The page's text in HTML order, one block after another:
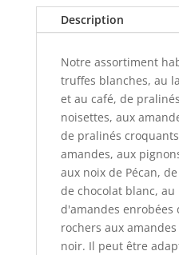
Description
Notre assortiment
truffes blanches, au
et au café, de
noisettes, aux
de pralinés
amandes, aux
aux noix de Pécan,
de chocolat blanc,
d'amandes enrobées
rochers aux
noir. Il peut être